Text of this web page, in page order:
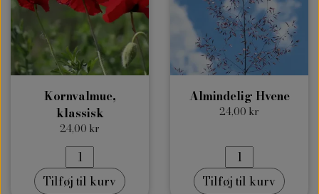
Kornvalmue,
klassisk
24,00 kr
Tilføj til kurv
Almindelig Hvene
24,00 kr
Tilføj til kurv